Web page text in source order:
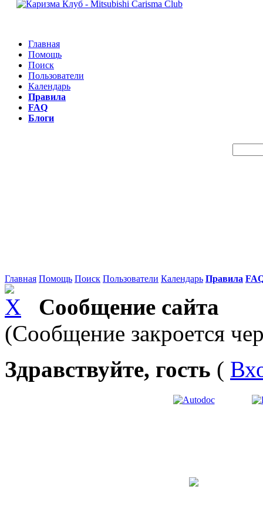
Главная
Помощь
Поиск
Пользователи
Календарь
Правила
FAQ
Блоги
Главная Помощь Поиск Пользователи Календарь Правила
Сообщение сайта
(Сообщение закроется
Здравствуйте, гость (